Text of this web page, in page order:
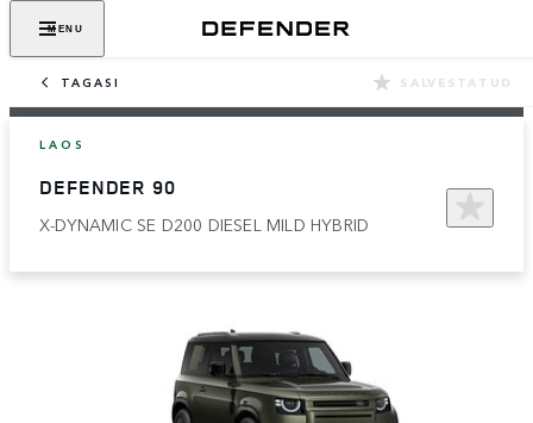
MENU
TAGASI SALVESTATUD
LAOS
DEFENDER 90
X-DYNAMIC SE D200 DIESEL MILD HYBRID